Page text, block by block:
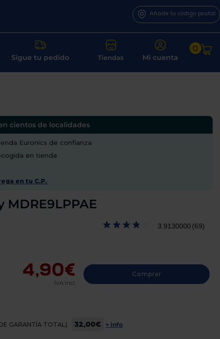
Añade tu código postal
Sigue tu pedido Tiendas Mi cuenta
0
cientos de localidades
Euronics de confianza
en tienda
en tu C.P.
3.9130000 (69)
4,90€
IVA Incl.
Comprar
GARANTÍA TOTAL) 32,00€ + info